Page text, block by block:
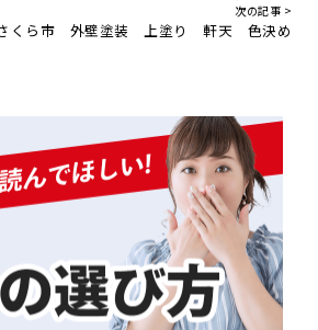
次の記事 >
くら市 外壁塗装 上塗り 軒天 色決め